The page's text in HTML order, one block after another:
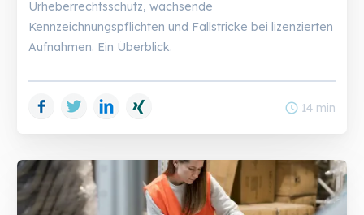
Urheberrechtsschutz, wachsende
Kennzeichnungspflichten und Fallstricke bei lizenzierten
Aufnahmen. Ein Überblick.
Facebook
Twitter LinkedIn schedule 14 min